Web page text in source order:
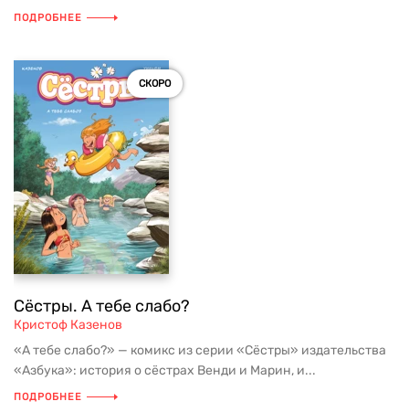
ПОДРОБНЕЕ
СКОРО
Сёстры. А тебе слабо?
Кристоф Казенов
«А тебе слабо?» — комикс из серии «Сёстры» издательства
«Азбука»: история о сёстрах Венди и Марин, и...
ПОДРОБНЕЕ